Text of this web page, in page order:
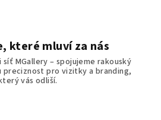
které mluví za nás
síť MGallery – spojujeme rakouský
preciznost pro vizitky a branding,
vás odliší.